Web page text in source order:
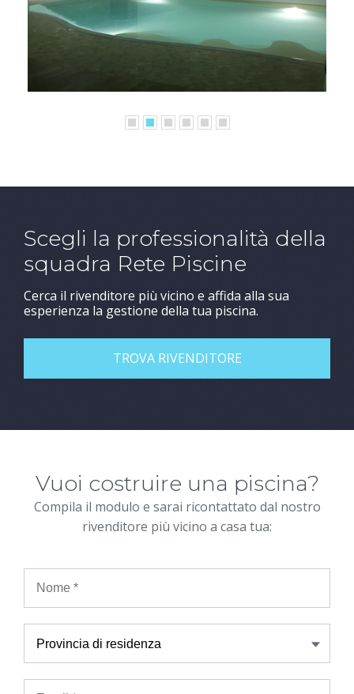
Scegli la professionalità della
squadra Rete Piscine
Cerca il rivenditore più vicino e affida alla sua
esperienza la gestione della tua piscina.
TROVA RIVENDITORE
Vuoi costruire una piscina?
Compila il modulo e sarai ricontattato dal nostro
rivenditore più vicino a casa tua: